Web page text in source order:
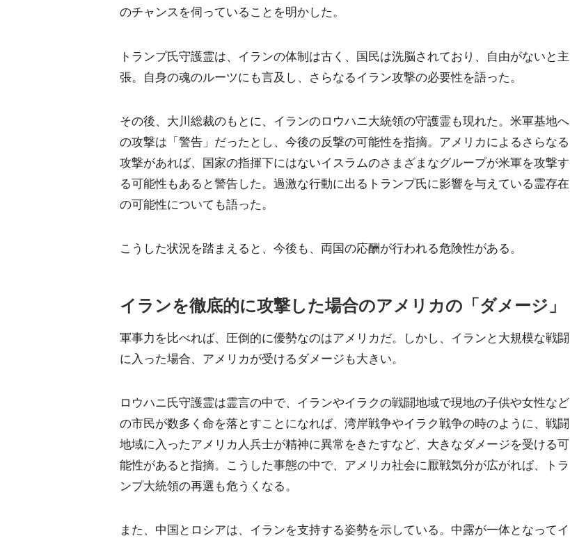
のチャンスを伺っていることを明かした。
トランプ氏守護霊は、イランの体制は古く、国民は洗脳されており、自由がないと主
張。自身の魂のルーツにも言及し、さらなるイラン攻撃の必要性を語った。
その後、大川総裁のもとに、イランのロウハニ大統領の守護霊も現れた。米軍基地へ
の攻撃は「警告」だったとし、今後の反撃の可能性を指摘。アメリカによるさらなる
攻撃があれば、国家の指揮下にはないイスラムのさまざまなグループが米軍を攻撃す
る可能性もあると警告した。過激な行動に出るトランプ氏に影響を与えている霊存在
の可能性についても語った。
こうした状況を踏まえると、今後も、両国の応酬が行われる危険性がある。
イランを徹底的に攻撃した場合のアメリカの「ダメージ」
軍事力を比べれば、圧倒的に優勢なのはアメリカだ。しかし、イランと大規模な戦闘
に入った場合、アメリカが受けるダメージも大きい。
ロウハニ氏守護霊は霊言の中で、イランやイラクの戦闘地域で現地の子供や女性など
の市民が数多く命を落とすことになれば、湾岸戦争やイラク戦争の時のように、戦闘
地域に入ったアメリカ人兵士が精神に異常をきたすなど、大きなダメージを受ける可
能性があると指摘。こうした事態の中で、アメリカ社会に厭戦気分が広がれば、トラ
ンプ大統領の再選も危うくなる。
また、中国とロシアは、イランを支持する姿勢を示している。中露が一体となってイ